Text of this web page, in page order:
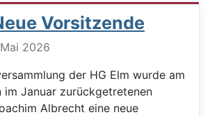
Vorsitzende
2026
der HG Elm wurde am
im Januar zurückgetretenen
Albrecht eine neue